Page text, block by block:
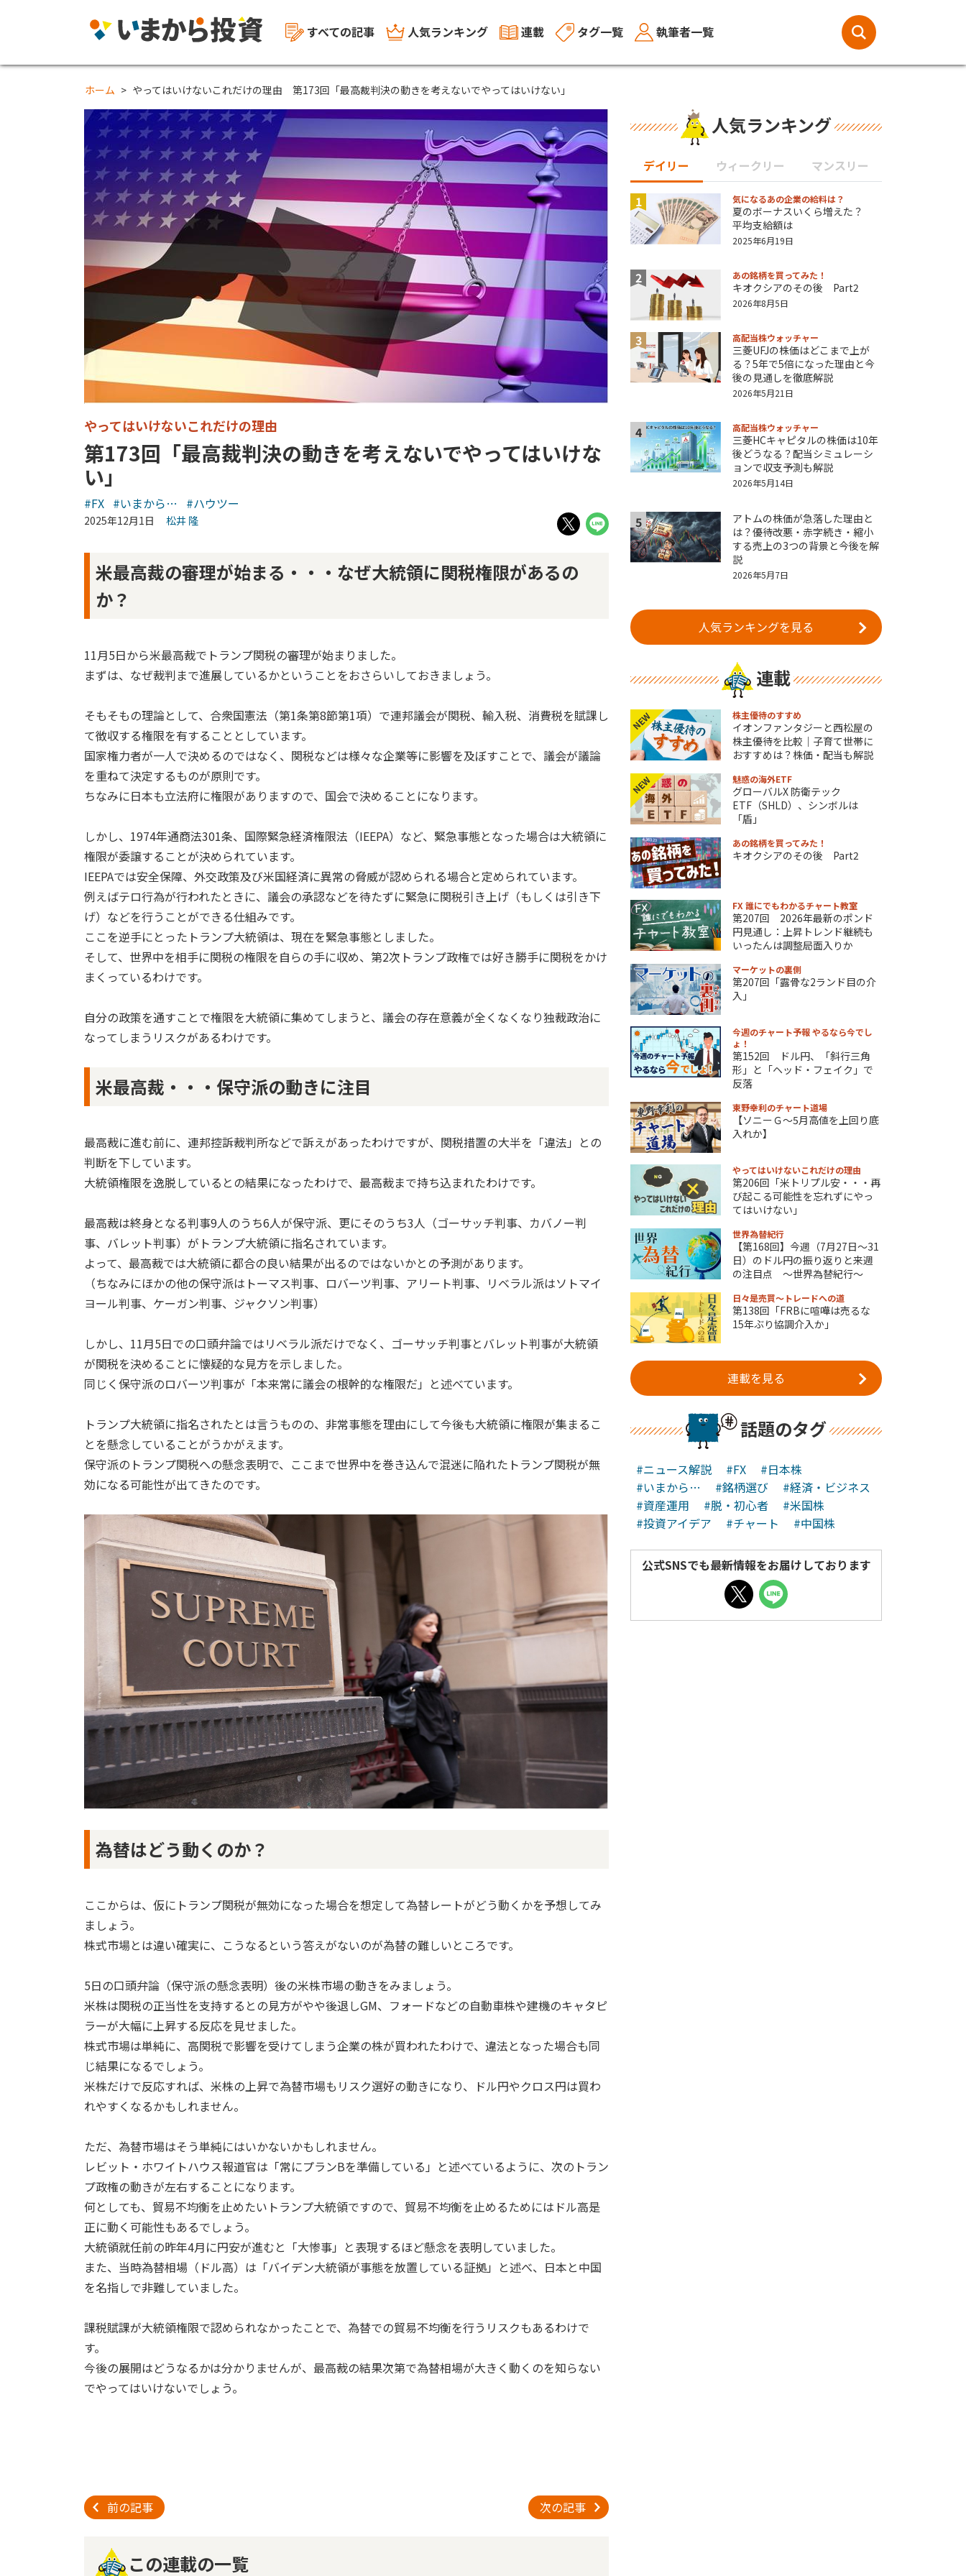
すべての記事 人気ランキング 連載 タグ一覧 執筆者一覧
ホーム やってはいけないこれだけの理由 第173回「最高裁判決の動きを考えないでやってはいけない」
やってはいけないこれだけの理由
第173回「最高裁判決の動きを考えないでやってはいけな
い」
#FX #いまから… #ハウツー
2025年12月1日 松井 隆
米最高裁の審理が始まる・・・なぜ大統領に関税権限があるの
か？
11月5日から米最高裁でトランプ関税の審理が始まりました。
まずは、なぜ裁判まで進展しているかということをおさらいしておきましょう。
そもそもの理論として、合衆国憲法（第1条第8節第1項）で連邦議会が関税、輸入税、消費税を賦課し
て徴収する権限を有することとしています。
国家権力者が一人で決めるのではなく、関税などは様々な企業等に影響を及ぼすことで、議会が議論
を重ねて決定するものが原則です。
ちなみに日本も立法府に権限がありますので、国会で決めることになります。
しかし、1974年通商法301条、国際緊急経済権限法（IEEPA）など、緊急事態となった場合は大統領に
権限が委譲することが決められています。
IEEPAでは安全保障、外交政策及び米国経済に異常の脅威が認められる場合と定められています。
例えばテロ行為が行われたときに、議会の承認などを待たずに緊急に関税引き上げ（もしくは引き下
げ）などを行うことができる仕組みです。
ここを逆手にとったトランプ大統領は、現在を緊急事態としました。
そして、世界中を相手に関税の権限を自らの手に収め、第2次トランプ政権では好き勝手に関税をかけ
まくっているわけです。
自分の政策を通すことで権限を大統領に集めてしまうと、議会の存在意義が全くなくなり独裁政治に
なってしまうリスクがあるわけです。
米最高裁・・・保守派の動きに注目
最高裁に進む前に、連邦控訴裁判所などで訴えがあったわけですが、関税措置の大半を「違法」との
判断を下しています。
大統領権限を逸脱しているとの結果になったわけで、最高裁まで持ち込まれたわけです。
最高裁は終身となる判事9人のうち6人が保守派、更にそのうち3人（ゴーサッチ判事、カバノー判
事、バレット判事）がトランプ大統領に指名されています。
よって、最高裁では大統領に都合の良い結果が出るのではないかとの予測があります。
（ちなみにほかの他の保守派はトーマス判事、ロバーツ判事、アリート判事、リベラル派はソトマイ
ヨール判事、ケーガン判事、ジャクソン判事）
しかし、11月5日での口頭弁論ではリベラル派だけでなく、ゴーサッチ判事とバレット判事が大統領
が関税を決めることに懐疑的な見方を示しました。
同じく保守派のロバーツ判事が「本来常に議会の根幹的な権限だ」と述べています。
トランプ大統領に指名されたとは言うものの、非常事態を理由にして今後も大統領に権限が集まるこ
とを懸念していることがうかがえます。
保守派のトランプ関税への懸念表明で、ここまで世界中を巻き込んで混迷に陥れたトランプ関税が無
効になる可能性が出てきたのです。
為替はどう動くのか？
ここからは、仮にトランプ関税が無効になった場合を想定して為替レートがどう動くかを予想してみ
ましょう。
株式市場とは違い確実に、こうなるという答えがないのが為替の難しいところです。
5日の口頭弁論（保守派の懸念表明）後の米株市場の動きをみましょう。
米株は関税の正当性を支持するとの見方がやや後退しGM、フォードなどの自動車株や建機のキャタピ
ラーが大幅に上昇する反応を見せました。
株式市場は単純に、高関税で影響を受けてしまう企業の株が買われたわけで、違法となった場合も同
じ結果になるでしょう。
米株だけで反応すれば、米株の上昇で為替市場もリスク選好の動きになり、ドル円やクロス円は買わ
れやすくなるかもしれません。
ただ、為替市場はそう単純にはいかないかもしれません。
レビット・ホワイトハウス報道官は「常にプランBを準備している」と述べているように、次のトラン
プ政権の動きが左右することになります。
何としても、貿易不均衡を止めたいトランプ大統領ですので、貿易不均衡を止めるためにはドル高是
正に動く可能性もあるでしょう。
大統領就任前の昨年4月に円安が進むと「大惨事」と表現するほど懸念を表明していました。
また、当時為替相場（ドル高）は「バイデン大統領が事態を放置している証拠」と述べ、日本と中国
を名指しで非難していました。
課税賦課が大統領権限で認められなかったことで、為替での貿易不均衡を行うリスクもあるわけで
す。
今後の展開はどうなるかは分かりませんが、最高裁の結果次第で為替相場が大きく動くのを知らない
でやってはいけないでしょう。
前の記事 次の記事
この連載の一覧
人気ランキング
デイリー ウィークリー マンスリー
1 気になるあの企業の給料は？
夏のボーナスいくら増えた？
平均支給額は
2025年6月19日
2 あの銘柄を買ってみた！
キオクシアのその後 Part2
2026年8月5日
3 高配当株ウォッチャー
三菱UFJの株価はどこまで上が
る？5年で5倍になった理由と今
後の見通しを徹底解説
2026年5月21日
4 高配当株ウォッチャー
三菱HCキャピタルの株価は10年
後どうなる？配当シミュレーシ
ョンで収支予測も解説
2026年5月14日
5
アトムの株価が急落した理由と
は？優待改悪・赤字続き・縮小
する売上の3つの背景と今後を解
説
2026年5月7日
人気ランキングを見る
連載
NEW 株主優待のすすめ
イオンファンタジーと西松屋の
株主優待を比較｜子育て世帯に
おすすめは？株価・配当も解説
NEW 魅惑の海外ETF
グローバルX 防衛テック
ETF（SHLD）、シンボルは
「盾」
あの銘柄を買ってみた！
キオクシアのその後 Part2
FX 誰にでもわかるチャート教室
第207回 2026年最新のポンド
円見通し：上昇トレンド継続も
いったんは調整局面入りか
マーケットの裏側
第207回「露骨な2ランド目の介
入」
今週のチャート予報 やるなら今でし
ょ！
第152回 ドル円、「斜行三角
形」と「ヘッド・フェイク」で
反落
東野幸利のチャート道場
【ソニーＧ～5月高値を上回り底
入れか】
やってはいけないこれだけの理由
第206回「米トリプル安・・・再
び起こる可能性を忘れずにやっ
てはいけない」
世界為替紀行
【第168回】今週（7月27日～31
日）のドル円の振り返りと来週
の注目点 ～世界為替紀行～
日々是売買～トレードへの道
第138回「FRBに喧嘩は売るな
15年ぶり協調介入か」
連載を見る
話題のタグ
#ニュース解説 #FX
#日本株
#いまから…
#銘柄選び
#経済・ビジネス
#資産運用
#脱・初心者
#米国株
#投資アイデア
#チャート #中国株
公式SNSでも最新情報をお届けしております